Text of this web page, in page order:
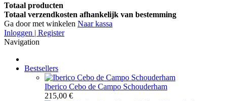
Totaal producten
Totaal verzendkosten afhankelijk van bestemming
Ga door met winkelen Naar kassa
Inloggen | Register
Navigation
Bestsellers
Iberico Cebo de Campo Schouderham
215,00 €